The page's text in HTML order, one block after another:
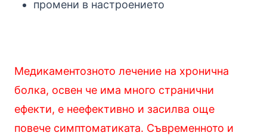
промени в настроението
Медикаментозното лечение на хронична
болка, освен че има много странични
ефекти, е неефективно и засилва още
повече симптоматиката. Съвременното и